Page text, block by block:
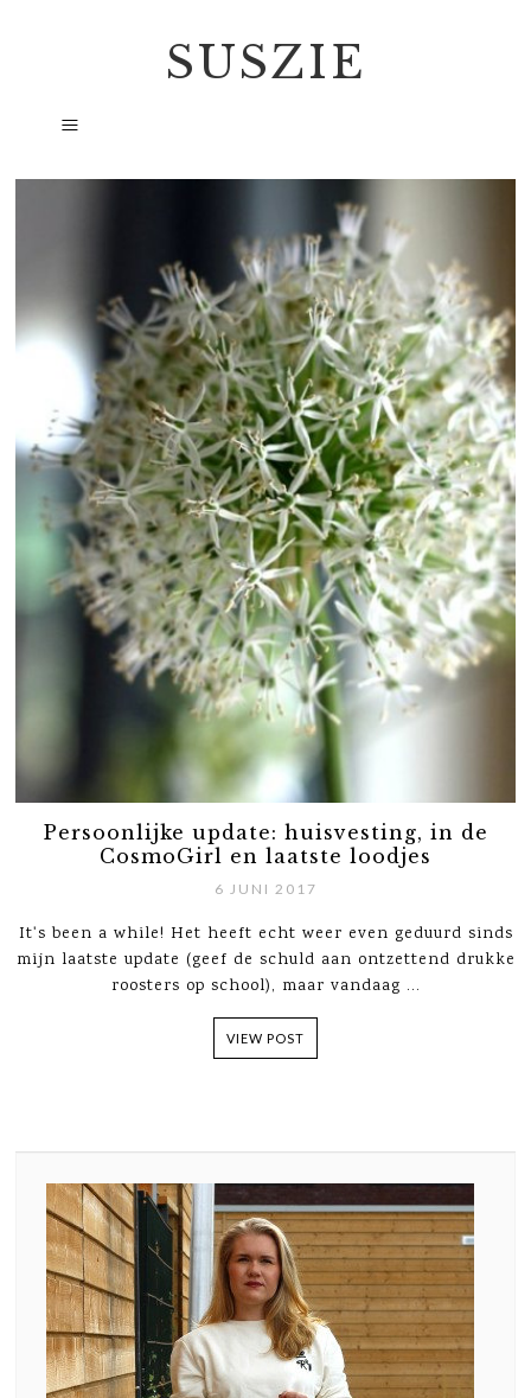
SUSZIE
Persoonlijke update: huisvesting, in de
CosmoGirl en laatste loodjes
6 JUNI 2017
It's been a while! Het heeft echt weer even geduurd sinds
mijn laatste update (geef de schuld aan ontzettend drukke
roosters op school), maar vandaag ...
VIEW POST